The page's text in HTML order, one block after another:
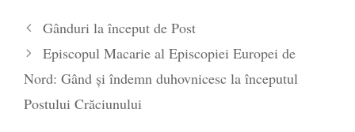
Gânduri la început de Post
Episcopul Macarie al Episcopiei Europei de
Nord: Gând și îndemn duhovnicesc la începutul
Postului Crăciunului